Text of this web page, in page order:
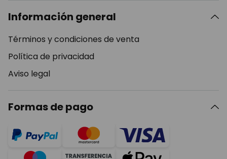
Información general
Términos y condiciones de venta
Política de privacidad
Aviso legal
Formas de pago